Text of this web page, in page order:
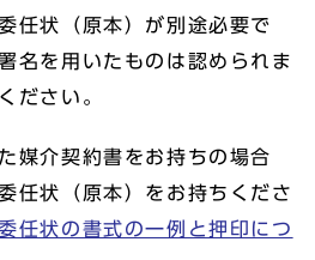
任状（原本）が別途必要で
名を用いたものは認められま
ださい。
媒介契約書をお持ちの場合
任状（原本）をお持ちくださ
委任状の書式の一例と押印につ